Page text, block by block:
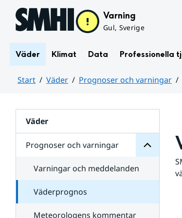
Hoppa till sidans innehåll Varning
Gul, Sverige
Väder Klimat Data Professionella
Start Väder Prognoser och varningar
Väder
Prognoser och varningar
för
varningar
Varningar och meddelanden
Väderprognos
Meteorologens kommentar